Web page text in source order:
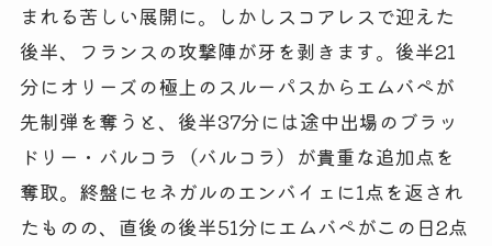
まれる苦しい展開に。しかしスコアレスで迎えた
後半、フランスの攻撃陣が牙を剥きます。後半21
分にオリーズの極上のスルーパスからエムバペが
先制弾を奪うと、後半37分には途中出場のブラッ
ドリー・バルコラ（バルコラ）が貴重な追加点を
奪取。終盤にセネガルのエンバイェに1点を返され
たものの、直後の後半51分にエムバペがこの日2点